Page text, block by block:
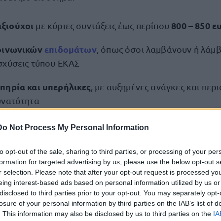
Not Process My Personal Information
opt-out of the sale, sharing to third parties, or processing of your
for targeted advertising by us, please use the below opt-out
selection. Please note that after your opt-out request is processed
interest-based ads based on personal information utilized by us
to third parties prior to your opt-out. You may separately
of your personal information by third parties on the IAB’s list of
This information may also be disclosed by us to third parties on the
με κύριες συντάξεις έως περίπου 800 – 850
επιδομάτων, όπως όσοι λαμβάνουν ή
τύπου ΕΚΑΣ
και υπερήλικες , με αυξημένες ανάγκες και
καθοριστεί από εισοδηματικά και περιουσιακά
και επόμενα βήματα
επίσημη ανακοίνωση ή συγκεκριμένο
Οι πληροφορίες ωστόσο αναφέρουν ότι οι